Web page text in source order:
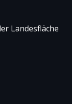
Landesfläche